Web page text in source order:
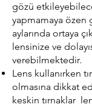
gözü
yapmamaya özen
aylarında ortaya
lensinize ve
verebilmektedir.
Lens kullanırken
olmasına dikkat
keskin tırnaklar